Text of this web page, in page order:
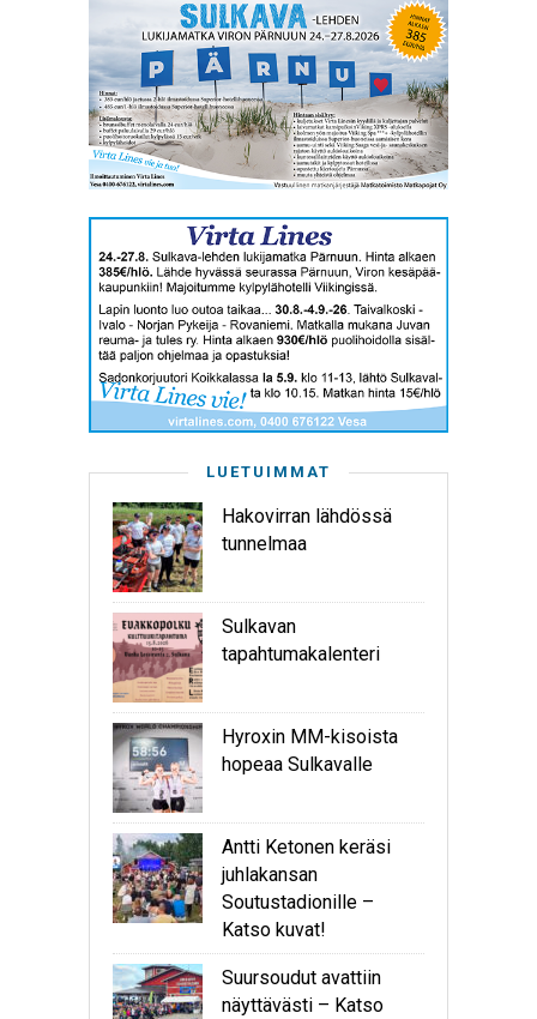
LUETUIMMAT
Hakovirran lähdössä
tunnelmaa
Sulkavan
tapahtumakalenteri
Hyroxin MM-kisoista
hopeaa Sulkavalle
Antti Ketonen keräsi
juhlakansan
Soutustadionille –
Katso kuvat!
Suursoudut avattiin
näyttävästi – Katso